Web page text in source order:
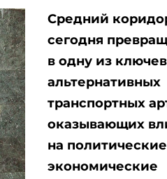
Средний
сегодня
в одну из
альтернативных
транспортных
оказывающих
на
экономические